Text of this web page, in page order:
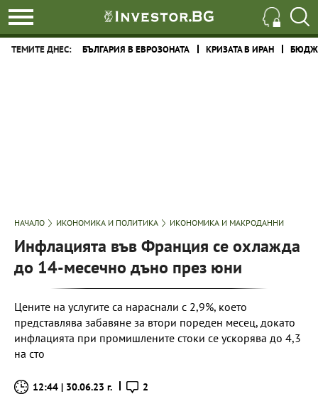
ТЕМИТЕ ДНЕС: БЪЛГАРИЯ В ЕВРОЗОНАТА КРИЗАТА В ИРАН
НАЧАЛО ИКОНОМИКА И ПОЛИТИКА ИКОНОМИКА И МАКРОДАННИ
Инфлацията във Франция се охлажда
до 14-месечно дъно през юни
Цените на услугите са нараснали с 2,9%, което
представлява забавяне за втори пореден месец, докато
инфлацията при промишлените стоки се ускорява до 4,3
на сто
12:44 | 30.06.23 г. 2